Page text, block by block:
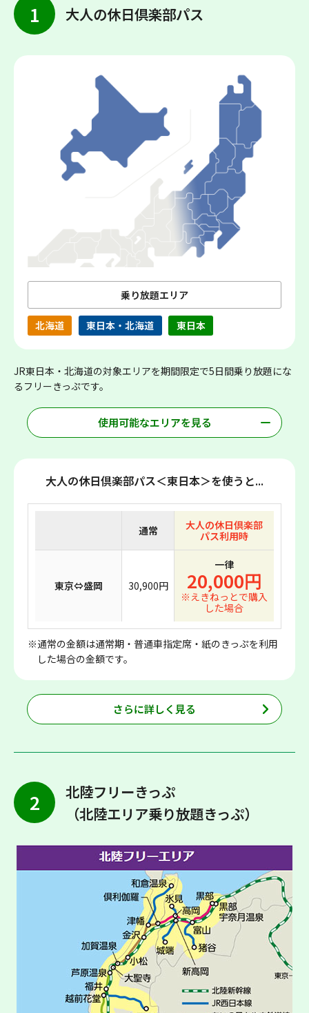
1 大人の休日倶楽部パス
乗り放題エリア
北海道 東日本・北海道 東日本
JR東日本・北海道の対象エリアを期間限定で5日間乗り放題にな
るフリーきっぷです。
使用可能なエリアを見る
大人の休日倶楽部パス＜東日本＞を使うと...
通常
大人の休日倶楽部
パス利用時
東京⇔盛岡 30,900円
一律
20,000円
※えきねっとで購入
した場合
※通常の金額は通常期・普通車指定席・紙のきっぷを利用
した場合の金額です。
さらに詳しく見る
2
北陸フリーきっぷ
（北陸エリア乗り放題きっぷ）